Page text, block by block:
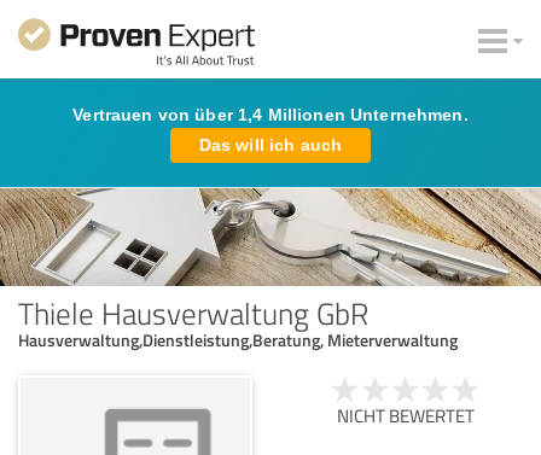
Vertrauen von über 1,4 Millionen Unternehmen.
Das will ich auch
Thiele Hausverwaltung GbR
Hausverwaltung,Dienstleistung,Beratung, Mieterverwaltung
NICHT BEWERTET